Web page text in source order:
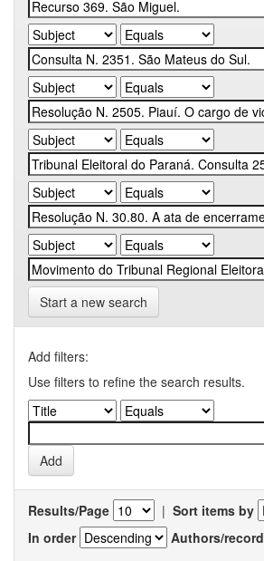
Start a new search
Add filters:
Use filters to refine the search results.
Results/Page | Sort items by
In order
Authors/record